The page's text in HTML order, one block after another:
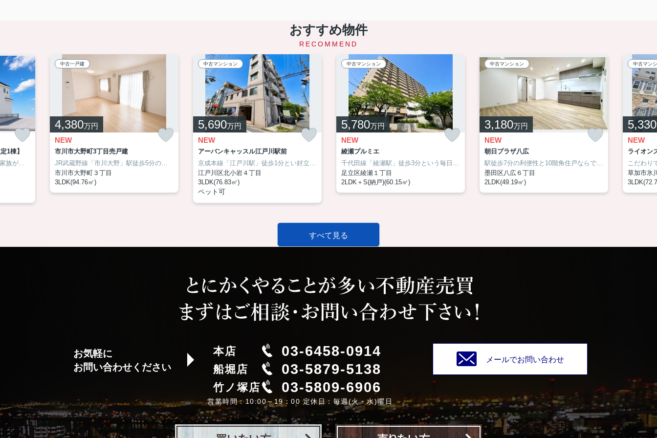
おすすめ物件
RECOMMEND
1棟】
約20.2帖の広々LDKを中心に、家族が自然と集まり、笑顔が生まれる住まいです。開放感あふれるバルコニーや大容量のキッチン収納、ビルトインガレージなど、毎日の暮らしを快適にする工夫が随所に。休日には家族でゆったりと食卓を囲み、何気ない毎日が少しずつ特別な思い出へと変わっていく一邸です。まずはアサイホーム【03-6458-0914】までお気軽にお問合せ下さい！
中古一戸建
4,380万円
NEW
市川市大野町3丁目売戸建
JR武蔵野線「市川大野」駅徒歩5分の好立地！築4年の築浅住宅！太陽光発電＆蓄電システムを備え、毎月の光熱費を抑えながら、もしもの災害時にも安心できるお住まいです！約17.5帖のLDKは家族が自然と集まる開放的な空間。駅近の利便性と省エネ性能、そして築浅ならではの美しさを兼ね備えた一邸です。詳細はお気軽にアサイホームまでお問い合わせください！ →→→ 03-6458-0914
市川市大野町３丁目
3LDK(94.76㎡)
中古マンション
5,690万円
NEW
アーバンキャッスル江戸川駅前
京成本線「江戸川駅」徒歩1分とい好立地！毎日の通勤・通学時間を短縮するだけでなく、将来の資産価値にも期待できる大きな魅力です。室内はリフォーム済みで、調光調色ダウンライトや二重サッシなど、快適性にもこだわった住空間へ一新。ペットと暮らせる3LDKは、ご家族のライフスタイルの変化にも柔軟に寄り添い、長く安心してお住まいいただける一邸です詳しくはアサイホーム までお気軽にお問い合わせください！
江戸川区北小岩４丁目
3LDK(76.83㎡)
ペット可
中古マンション
5,780万円
NEW
綾瀬プルミエ
千代田線「綾瀬駅」徒歩3分という毎日のゆとりに加え、新しく生まれ変わった室内なら、お引越し後すぐに気持ちよく新生活を始められます。収納力のあるWICやサービスルームは、ご家族構成やライフスタイルの変化にも柔軟に対応。住まいに求める「便利さ」と「心地よさ」をどちらも叶えたい方へ、自信を持っておすすめできる一邸です。詳しくはアサイホーム までお気軽にお問い合わせください！
足立区綾瀬１丁目
2LDK＋S(納戸)(60.15㎡)
中古マンション
3,180万円
NEW
朝日プラザ八広
駅徒歩7分の利便性と10階角住戸ならではの開放感を兼ね備えた、まさに「住んで良し・持って良し」の一邸。フルリフォーム済みのため初期費用も抑えやすく、眺望・陽当たり・快適性の三拍子が揃ったおすすめマンションです！あなたの5感を刺激するクオリティーをぜひ現地でご体感ください！詳しくは【０３-６４５８－０９１４】アサイホームまでお気軽にお申しつけください！
墨田区八広６丁目
2LDK(49.19㎡)
中古マン
5,330
NEW
ライオン
草加市氷
すべて見る
お気軽に
お問い合わせください
本店 03-6458-0914
船堀店 03-5879-5138
竹ノ塚店 03-5809-6906
営業時間：10:00～19：00 定休日：毎週(火・水)曜日
メールでお問い合わせ